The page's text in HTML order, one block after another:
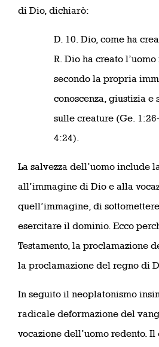
di Dio, dichiarò:
D. 10. Dio, come ha
R. Dio ha creato
secondo la propria
conoscenza, giustizia
sulle creature (Ge.
4:24).
La salvezza dell’uomo include
all’immagine di Dio e alla
quell’immagine, di
esercitare il dominio. Ecco
Testamento, la proclamazione
la proclamazione del regno di
In seguito il neoplatonismo
radicale deformazione del
vocazione dell’uomo redento.